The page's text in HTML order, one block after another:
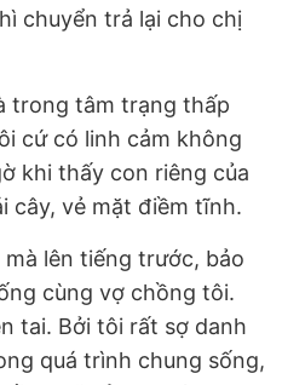
chuyển trả lại cho chị
trong tâm trạng thấp
cứ có linh cảm không
khi thấy con riêng của
cây, vẻ mặt điềm tĩnh.
lên tiếng trước, bảo
cùng vợ chồng tôi.
tai. Bởi tôi rất sợ danh
quá trình chung sống,